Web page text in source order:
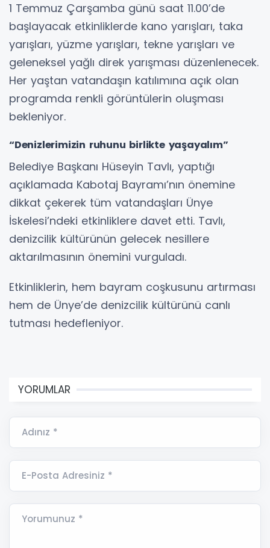
1 Temmuz Çarşamba günü saat 11.00’de
başlayacak etkinliklerde kano yarışları, taka
yarışları, yüzme yarışları, tekne yarışları ve
geleneksel yağlı direk yarışması düzenlenecek.
Her yaştan vatandaşın katılımına açık olan
programda renkli görüntülerin oluşması
bekleniyor.
“Denizlerimizin ruhunu birlikte yaşayalım”
Belediye Başkanı Hüseyin Tavlı, yaptığı
açıklamada Kabotaj Bayramı’nın önemine
dikkat çekerek tüm vatandaşları Ünye
İskelesi’ndeki etkinliklere davet etti. Tavlı,
denizcilik kültürünün gelecek nesillere
aktarılmasının önemini vurguladı.
Etkinliklerin, hem bayram coşkusunu artırması
hem de Ünye’de denizcilik kültürünü canlı
tutması hedefleniyor.
YORUMLAR
Adınız *
E-Posta Adresiniz *
Yorumunuz *